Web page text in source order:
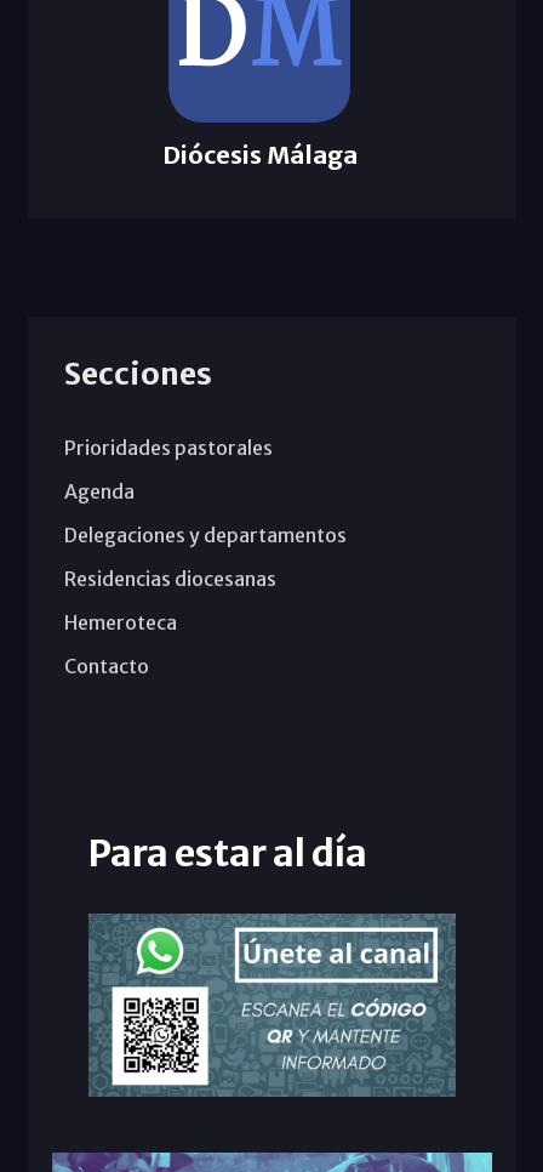
Diócesis Málaga
Secciones
Prioridades pastorales
Agenda
Delegaciones y departamentos
Residencias diocesanas
Hemeroteca
Contacto
Para estar al día